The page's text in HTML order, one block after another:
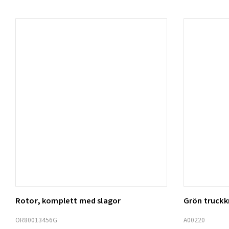
Lägg
Rotor, komplett med slagor
OR80013456G
Grön
A00220